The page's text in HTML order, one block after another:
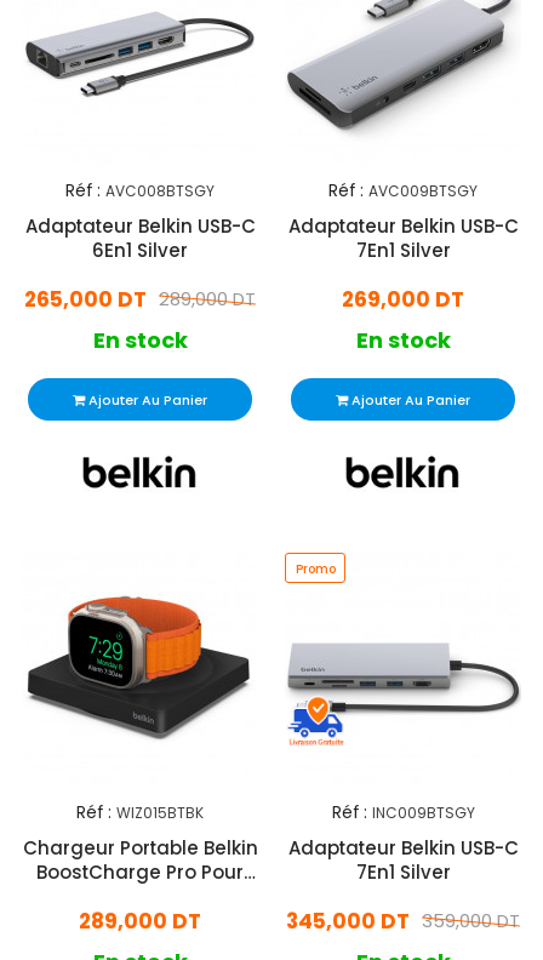
Réf : AVC008BTSGY
Adaptateur Belkin USB-C
6En1 Silver
289,000 DT
265,000 DT
En stock
Ajouter Au Panier
Réf : AVC009BTSGY
Adaptateur Belkin USB-C
7En1 Silver
269,000 DT
En stock
Ajouter Au Panier
Réf : WIZ015BTBK
Chargeur Portable Belkin
BoostCharge Pro Pour
289,000 DT
Promo
Réf : INC009BTSGY
Adaptateur Belkin USB-C
7En1 Silver
359,000 DT
345,000 DT